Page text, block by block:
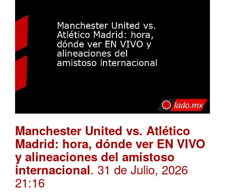
Manchester United vs. Atlético
Madrid: hora, dónde ver EN VIVO
y alineaciones del amistoso
internacional. 31 de Julio, 2026
21:16